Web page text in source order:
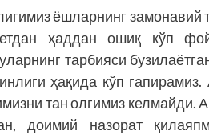
ёшларнинг замонавий
ҳаддан ошиқ кўп
тарбияси
ҳақида кўп
тан олгимиз келмайди.
доимий назорат